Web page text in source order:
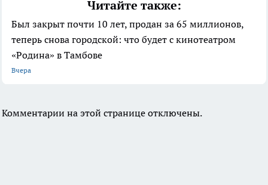
Читайте также:
Был закрыт почти 10 лет, продан за 65 миллионов,
теперь снова городской: что будет с кинотеатром
«Родина» в Тамбове
Вчера
Комментарии на этой странице отключены.